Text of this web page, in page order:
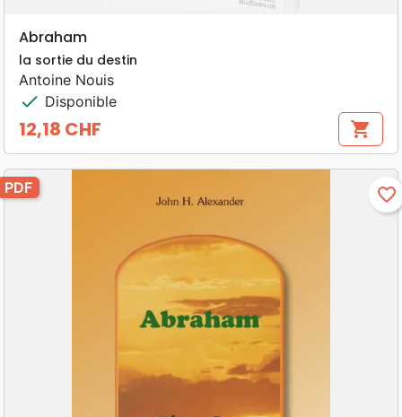
Abraham
la sortie du destin
Antoine Nouis
check Disponible
Prix
12,18 CHF shopping_cart
PDF favorite_border